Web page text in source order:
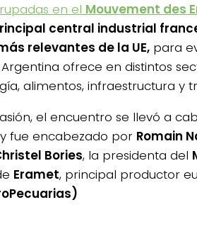
en el Mouvement des
central industrial
relevantes de la UE, para
ofrece en distintos
alimentos, infraestructura y
el encuentro se llevó a
fue encabezado por Romain
Bories, la presidenta del
Eramet, principal productor